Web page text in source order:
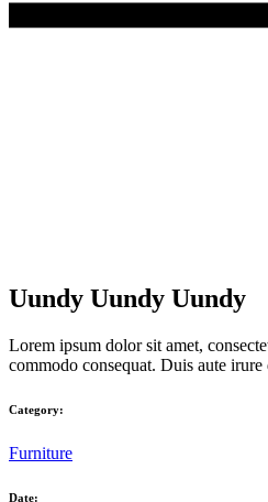
Uundy Uundy Uundy
Lorem ipsum dolor sit amet,
commodo consequat. Duis aute
Category:
Furniture
Date: